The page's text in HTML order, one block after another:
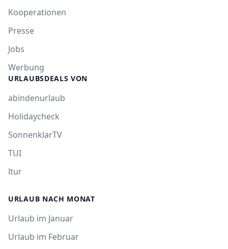
Kooperationen
Presse
Jobs
Werbung
URLAUBSDEALS VON
abindenurlaub
Holidaycheck
SonnenklarTV
TUI
ltur
URLAUB NACH MONAT
Urlaub im Januar
Urlaub im Februar